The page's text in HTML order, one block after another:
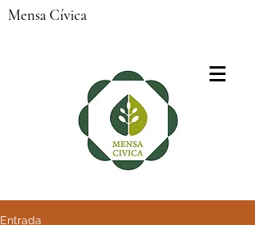
Mensa Cívica
Entrada